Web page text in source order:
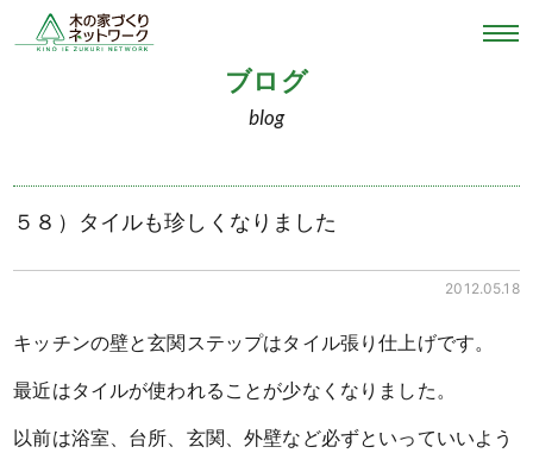
ブログ
blog
５８）タイルも珍しくなりました
2012.05.18
キッチンの壁と玄関ステップはタイル張り仕上げです。
最近はタイルが使われることが少なくなりました。
以前は浴室、台所、玄関、外壁など必ずといっていいよう